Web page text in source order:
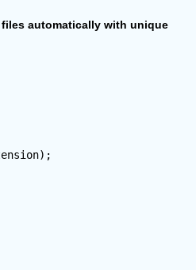
automatically with unique